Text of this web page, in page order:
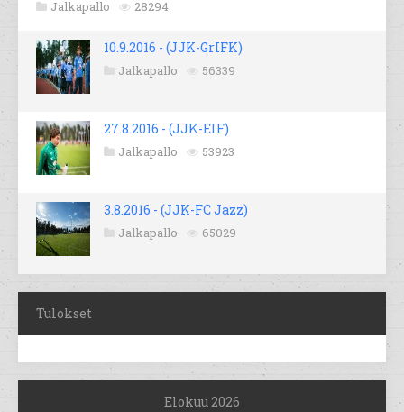
Jalkapallo 28294
10.9.2016 - (JJK-GrIFK)
Jalkapallo 56339
27.8.2016 - (JJK-EIF)
Jalkapallo 53923
3.8.2016 - (JJK-FC Jazz)
Jalkapallo 65029
Tulokset
Elokuu 2026